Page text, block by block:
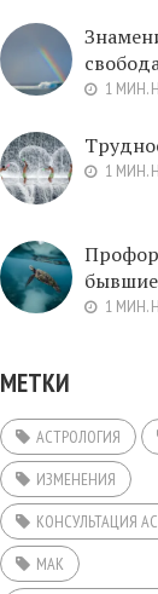
1 МИН.
1 МИН.
1 МИН.
МЕТКИ
АСТРОЛОГИЯ
ИЗМЕНЕНИЯ
КОНСУЛЬТАЦИЯ
МАК